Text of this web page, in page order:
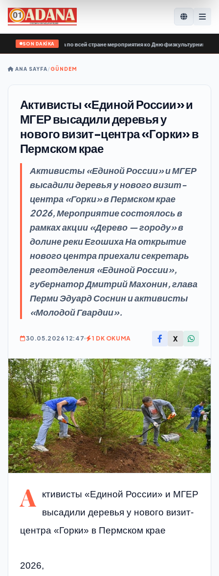
SON DAKİKA
России» провела по всей стране мероприятия ко Дню физкультурника•
ANA SAYFA/GÜNDEM
Активисты «Единой России» и
МГЕР высадили деревья у
нового визит-центра «Горки» в
Пермском крае
Активисты «Единой России» и МГЕР
высадили деревья у нового визит-
центра «Горки» в Пермском крае
2026, Мероприятие состоялось в
рамках акции «Дерево — городу» в
долине реки Егошиха На открытие
нового центра приехали секретарь
реготделения «Единой России»,
губернатор Дмитрий Махонин, глава
Перми Эдуард Соснин и активисты
«Молодой Гвардии».
30.05.2026 12:47 1 DK OKUMA X
А
ктивисты «Единой России» и МГЕР
высадили деревья у нового визит-
центра «Горки» в Пермском крае
2026,